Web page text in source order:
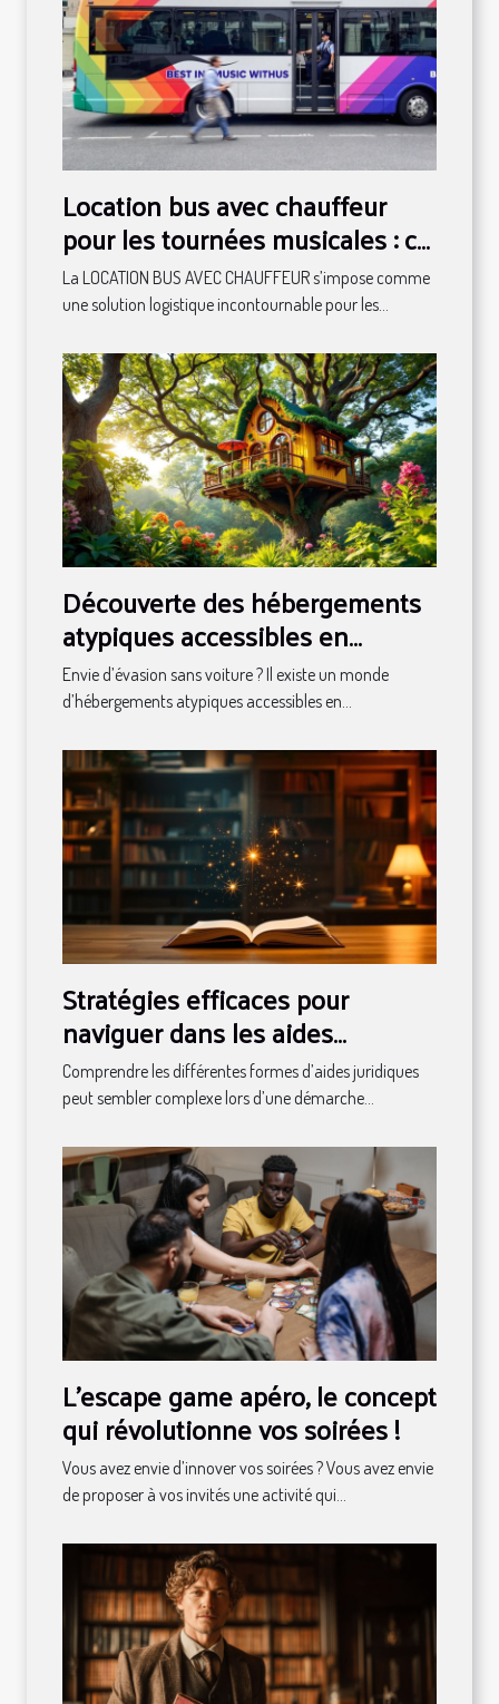
Location bus avec chauffeur
pour les tournées musicales : ce
qu'il faut savoir
La LOCATION BUS AVEC CHAUFFEUR s’impose comme
une solution logistique incontournable pour les...
Découverte des hébergements
atypiques accessibles en
transport en commun
Envie d’évasion sans voiture ? Il existe un monde
d’hébergements atypiques accessibles en...
Stratégies efficaces pour
naviguer dans les aides
juridiques disponibles
Comprendre les différentes formes d’aides juridiques
peut sembler complexe lors d’une démarche...
L’escape game apéro, le concept
qui révolutionne vos soirées !
Vous avez envie d’innover vos soirées ? Vous avez envie
de proposer à vos invités une activité qui...